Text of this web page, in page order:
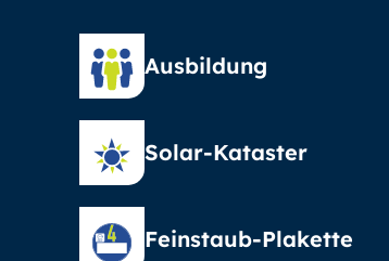
Ausbildung
Solar-Kataster
Feinstaub-Plakette